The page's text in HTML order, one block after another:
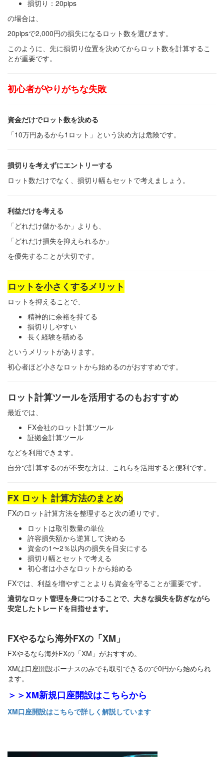
損切り：20pips
の場合は、
20pipsで2,000円の損失になるロット数を選びます。
このように、先に損切り位置を決めてからロット数を計算するこ
とが重要です。
初心者がやりがちな失敗
資金だけでロット数を決める
「10万円あるから1ロット」という決め方は危険です。
損切りを考えずにエントリーする
ロット数だけでなく、損切り幅もセットで考えましょう。
利益だけを考える
「どれだけ儲かるか」よりも、
「どれだけ損失を抑えられるか」
を優先することが大切です。
ロットを小さくするメリット
ロットを抑えることで、
精神的に余裕を持てる
損切りしやすい
長く経験を積める
というメリットがあります。
初心者ほど小さなロットから始めるのがおすすめです。
ロット計算ツールを活用するのもおすすめ
最近では、
FX会社のロット計算ツール
証拠金計算ツール
などを利用できます。
自分で計算するのが不安な方は、これらを活用すると便利です。
FX ロット 計算方法のまとめ
FXのロット計算方法を整理すると次の通りです。
ロットは取引数量の単位
許容損失額から逆算して決める
資金の1〜2％以内の損失を目安にする
損切り幅とセットで考える
初心者は小さなロットから始める
FXでは、利益を増やすことよりも資金を守ることが重要です。
適切なロット管理を身につけることで、大きな損失を防ぎながら
安定したトレードを目指せます。
FXやるなら海外FXの「XM」
FXやるなら海外FXの「XM」がおすすめ。
XMは口座開設ボーナスのみでも取引できるので0円から始められ
ます。
＞＞XM新規口座開設はこちらから
XM口座開設はこちらで詳しく解説しています